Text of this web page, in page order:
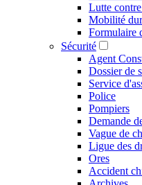
Lutte
Mobilité
Formulaire
Sécurité
Agent
Dossier de
Service
Police
Pompiers
Demande
Vague de
Ligue des
Ores
Accident